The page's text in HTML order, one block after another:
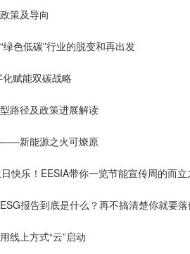
策及导向
色低碳”行业的脱变和再出发
赋能双碳战略
路径及政策进展解读
——新能源之火可燎原
快乐！EESIA带你一览节能宣传周的而立
报告到底是什么？再不搞清楚你就要
线上方式“云”启动